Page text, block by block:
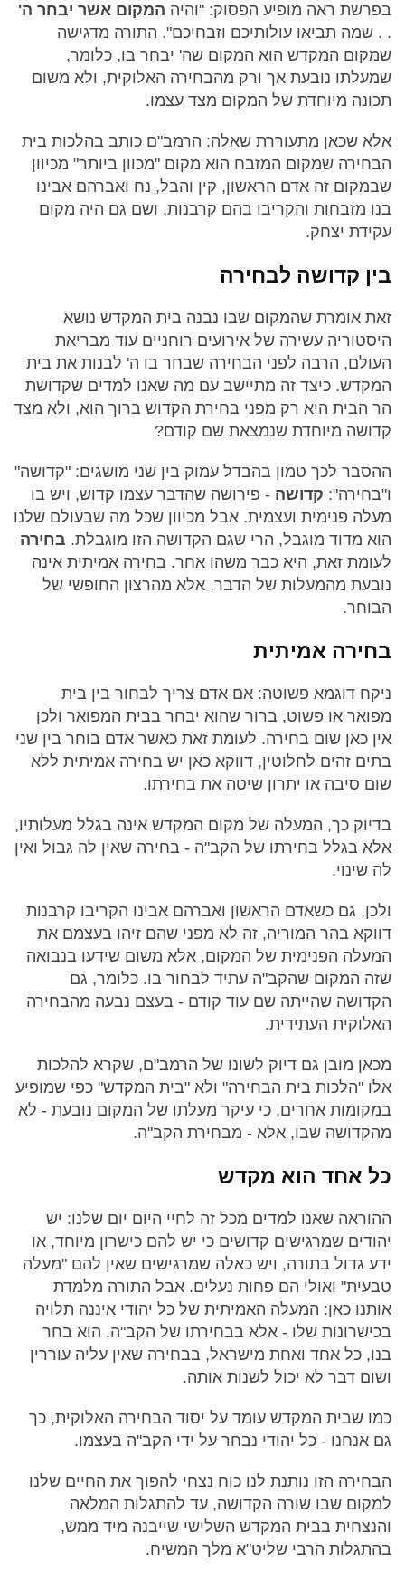
בפרשת ראה מופיע הפסוק: "והיה המקום אשר יבחר ה'
. . שמה תביאו עולותיכם וזבחיכם". התורה מדגישה
שמקום המקדש הוא המקום שה' יבחר בו, כלומר,
שמעלתו נובעת אך ורק מהבחירה האלוקית, ולא משום
תכונה מיוחדת של המקום מצד עצמו.
אלא שכאן מתעוררת שאלה: הרמב"ם כותב בהלכות בית
הבחירה שמקום המזבח הוא מקום "מכוון ביותר" מכיוון
שבמקום זה אדם הראשון, קין והבל, נח ואברהם אבינו
בנו מזבחות והקריבו בהם קרבנות, ושם גם היה מקום
עקידת יצחק.
בין קדושה לבחירה
זאת אומרת שהמקום שבו נבנה בית המקדש נושא
היסטוריה עשירה של אירועים רוחניים עוד מבריאת
העולם, הרבה לפני הבחירה שבחר בו ה' לבנות את בית
המקדש. כיצד זה מתיישב עם מה שאנו למדים שקדושת
הר הבית היא רק מפני בחירת הקדוש ברוך הוא, ולא מצד
קדושה מיוחדת שנמצאת שם קודם?
ההסבר לכך טמון בהבדל עמוק בין שני מושגים: "קדושה"
ו"בחירה": קדושה - פירושה שהדבר עצמו קדוש, ויש בו
מעלה פנימית ועצמית. אבל מכיוון שכל מה שבעולם שלנו
הוא מדוד מוגבל, הרי שגם הקדושה הזו מוגבלת. בחירה
לעומת זאת, היא כבר משהו אחר. בחירה אמיתית אינה
נובעת מהמעלות של הדבר, אלא מהרצון החופשי של
הבוחר.
בחירה אמיתית
ניקח דוגמא פשוטה: אם אדם צריך לבחור בין בית
מפואר או פשוט, ברור שהוא יבחר בבית המפואר ולכן
אין כאן שום בחירה. לעומת זאת כאשר אדם בוחר בין שני
בתים זהים לחלוטין, דווקא כאן יש בחירה אמיתית ללא
שום סיבה או יתרון שיטה את בחירתו.
בדיוק כך, המעלה של מקום המקדש אינה בגלל מעלותיו,
אלא בגלל בחירתו של הקב"ה - בחירה שאין לה גבול ואין
לה שינוי.
ולכן, גם כשאדם הראשון ואברהם אבינו הקריבו קרבנות
דווקא בהר המוריה, זה לא מפני שהם זיהו בעצמם את
המעלה הפנימית של המקום, אלא משום שידעו בנבואה
שזה המקום שהקב"ה עתיד לבחור בו. כלומר, גם
הקדושה שהייתה שם עוד קודם - בעצם נבעה מהבחירה
האלוקית העתידית.
מכאן מובן גם דיוק לשונו של הרמב"ם, שקרא להלכות
אלו "הלכות בית הבחירה" ולא "בית המקדש" כפי שמופיע
במקומות אחרים, כי עיקר מעלתו של המקום נובעת - לא
מהקדושה שבו, אלא - מבחירת הקב"ה.
כל אחד הוא מקדש
ההוראה שאנו למדים מכל זה לחיי היום יום שלנו: יש
יהודים שמרגישים קדושים כי יש להם כישרון מיוחד, או
ידע גדול בתורה, ויש כאלה שמרגישים שאין להם "מעלה
טבעית" ואולי הם פחות נעלים. אבל התורה מלמדת
אותנו כאן: המעלה האמיתית של כל יהודי איננה תלויה
בכישרונות שלו - אלא בבחירתו של הקב"ה. הוא בחר
בנו, כל אחד ואחת מישראל, בבחירה שאין עליה עוררין
ושום דבר לא יכול לשנות אותה.
כמו שבית המקדש עומד על יסוד הבחירה האלוקית, כך
גם אנחנו - כל יהודי נבחר על ידי הקב"ה בעצמו.
הבחירה הזו נותנת לנו כוח נצחי להפוך את החיים שלנו
למקום שבו שורה הקדושה, עד להתגלות המלאה
והנצחית בבית המקדש השלישי שייבנה מיד ממש,
בהתגלות הרבי שליט"א מלך המשיח.